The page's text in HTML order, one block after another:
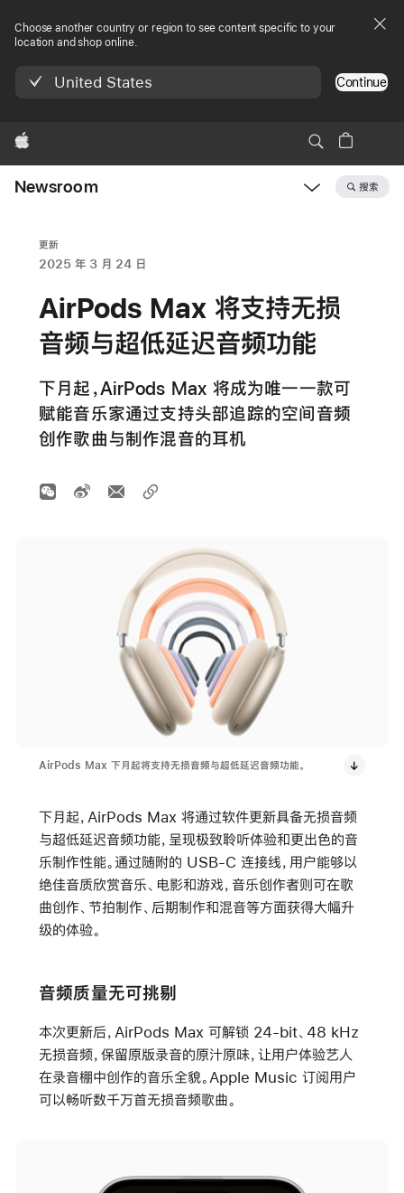
Choose another country or region to see content specific to your
location and shop online.
United States Continue
Apple
Newsroom 搜索
更新
2025 年 3 月 24 日
AirPods Max 将支持无损
音频与超低延迟音频功能
下月起，AirPods Max 将成为唯一一款可
赋能音乐家通过支持头部追踪的空间音频
创作歌曲与制作混音的耳机
AirPods Max 下月起将支持无损音频与超低延迟音频功能。
下月起，AirPods Max 将通过软件更新具备无损音频
与超低延迟音频功能，呈现极致聆听体验和更出色的音
乐制作性能。通过随附的 USB-C 连接线，用户能够以
绝佳音质欣赏音乐、电影和游戏，音乐创作者则可在歌
曲创作、节拍制作、后期制作和混音等方面获得大幅升
级的体验。
音频质量无可挑剔
本次更新后，AirPods Max 可解锁 24-bit、48 kHz
无损音频，保留原版录音的原汁原味，让用户体验艺人
在录音棚中创作的音乐全貌。Apple Music 订阅用户
可以畅听数千万首无损音频歌曲。